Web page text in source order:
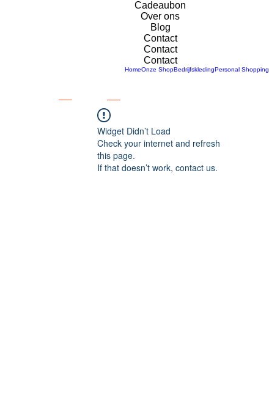
Cadeaubon
Over ons
Blog
Contact
Contact
Contact
HomeOnze ShopBedrijfskledingPersonal Shopping
Widget Didn’t Load
Check your internet and refresh
this page.
If that doesn’t work, contact us.